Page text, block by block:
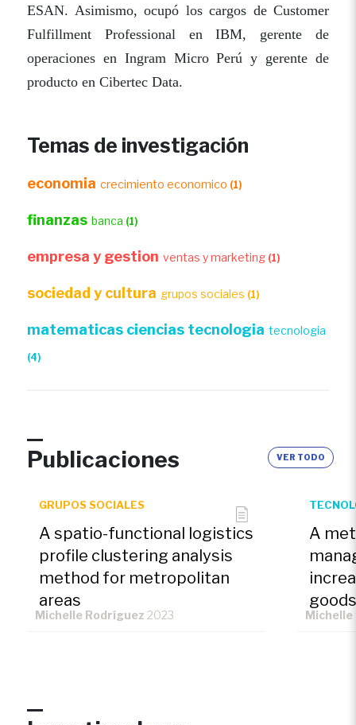
ESAN. Asimismo, ocupó los cargos de Customer
Fulfillment Professional en IBM, gerente de
operaciones en Ingram Micro Perú y gerente de
producto en Cibertec Data.
Temas de investigación
economia crecimiento economico (1)
finanzas banca (1)
empresa y gestion ventas y marketing (1)
sociedad y cultura grupos sociales (1)
matematicas ciencias tecnologia tecnologia
(4)
Publicaciones VER TODO
GRUPOS SOCIALES
A spatio-functional logistics
profile clustering analysis
method for metropolitan
areas
Michelle Rodríguez 2023
A
Michelle